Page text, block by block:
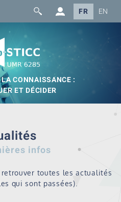
FR EN
CONNAISSANCE :
ET DÉCIDER
infos
retrouver toutes les actualités
qui sont passées).